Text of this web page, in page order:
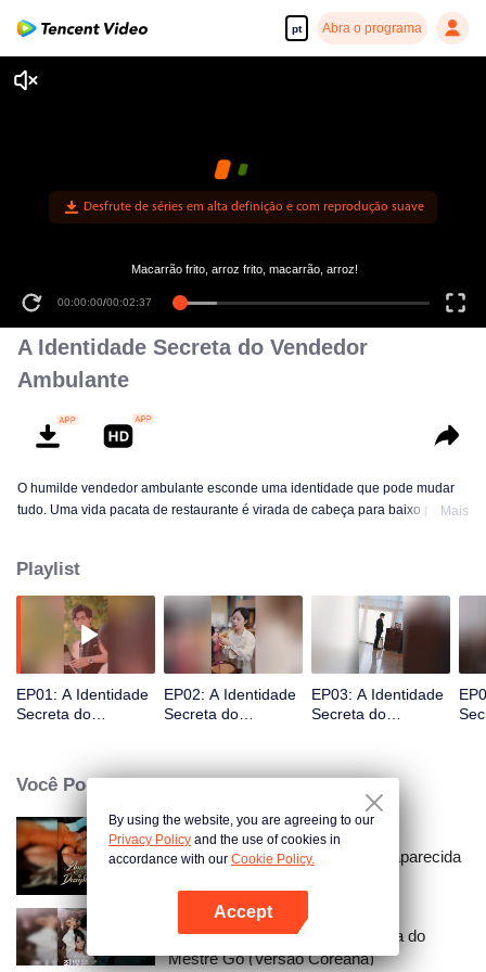
pt Abra o programa
Abra o programa
Desfrute de séries em alta definição e com reprodução suave
00:00:00/00:02:37
Macarrão frito, arroz frito, macarrão, arroz!
A Identidade Secreta do Vendedor
Ambulante
O humilde vendedor ambulante esconde uma identidade que pode mudar
tudo. Uma vida pacata de restaurante é virada de cabeça para baixo peloMais
Playlist
EP01: A Identidade
Secreta do
EP02: A Identidade
Secreta do
EP03: A Identidade
Secreta do
Você Pode Gostar
Amarrado à Minha Esposa Desaparecida
A Esposa Secreta e Pecaminosa do
Mestre Go (Versão Coreana)
By using the website, you are agreeing to our
Privacy Policy and the use of cookies in
accordance with our Cookie Policy.
Accept